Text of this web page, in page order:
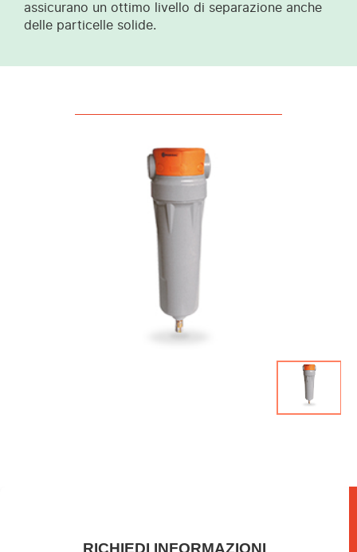
assicurano un ottimo livello di separazione anche
delle particelle solide.